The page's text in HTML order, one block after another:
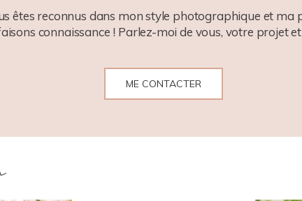
êtes reconnus dans mon style photographique et ma
connaissance ! Parlez-moi de vous, votre projet et
ME CONTACTER